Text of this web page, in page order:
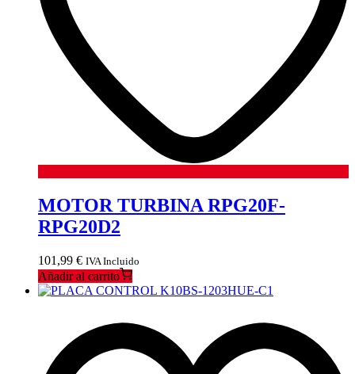
MOTOR TURBINA RPG20F-
RPG20D2
101,99 € IVA Incluido
Añadir al carrito